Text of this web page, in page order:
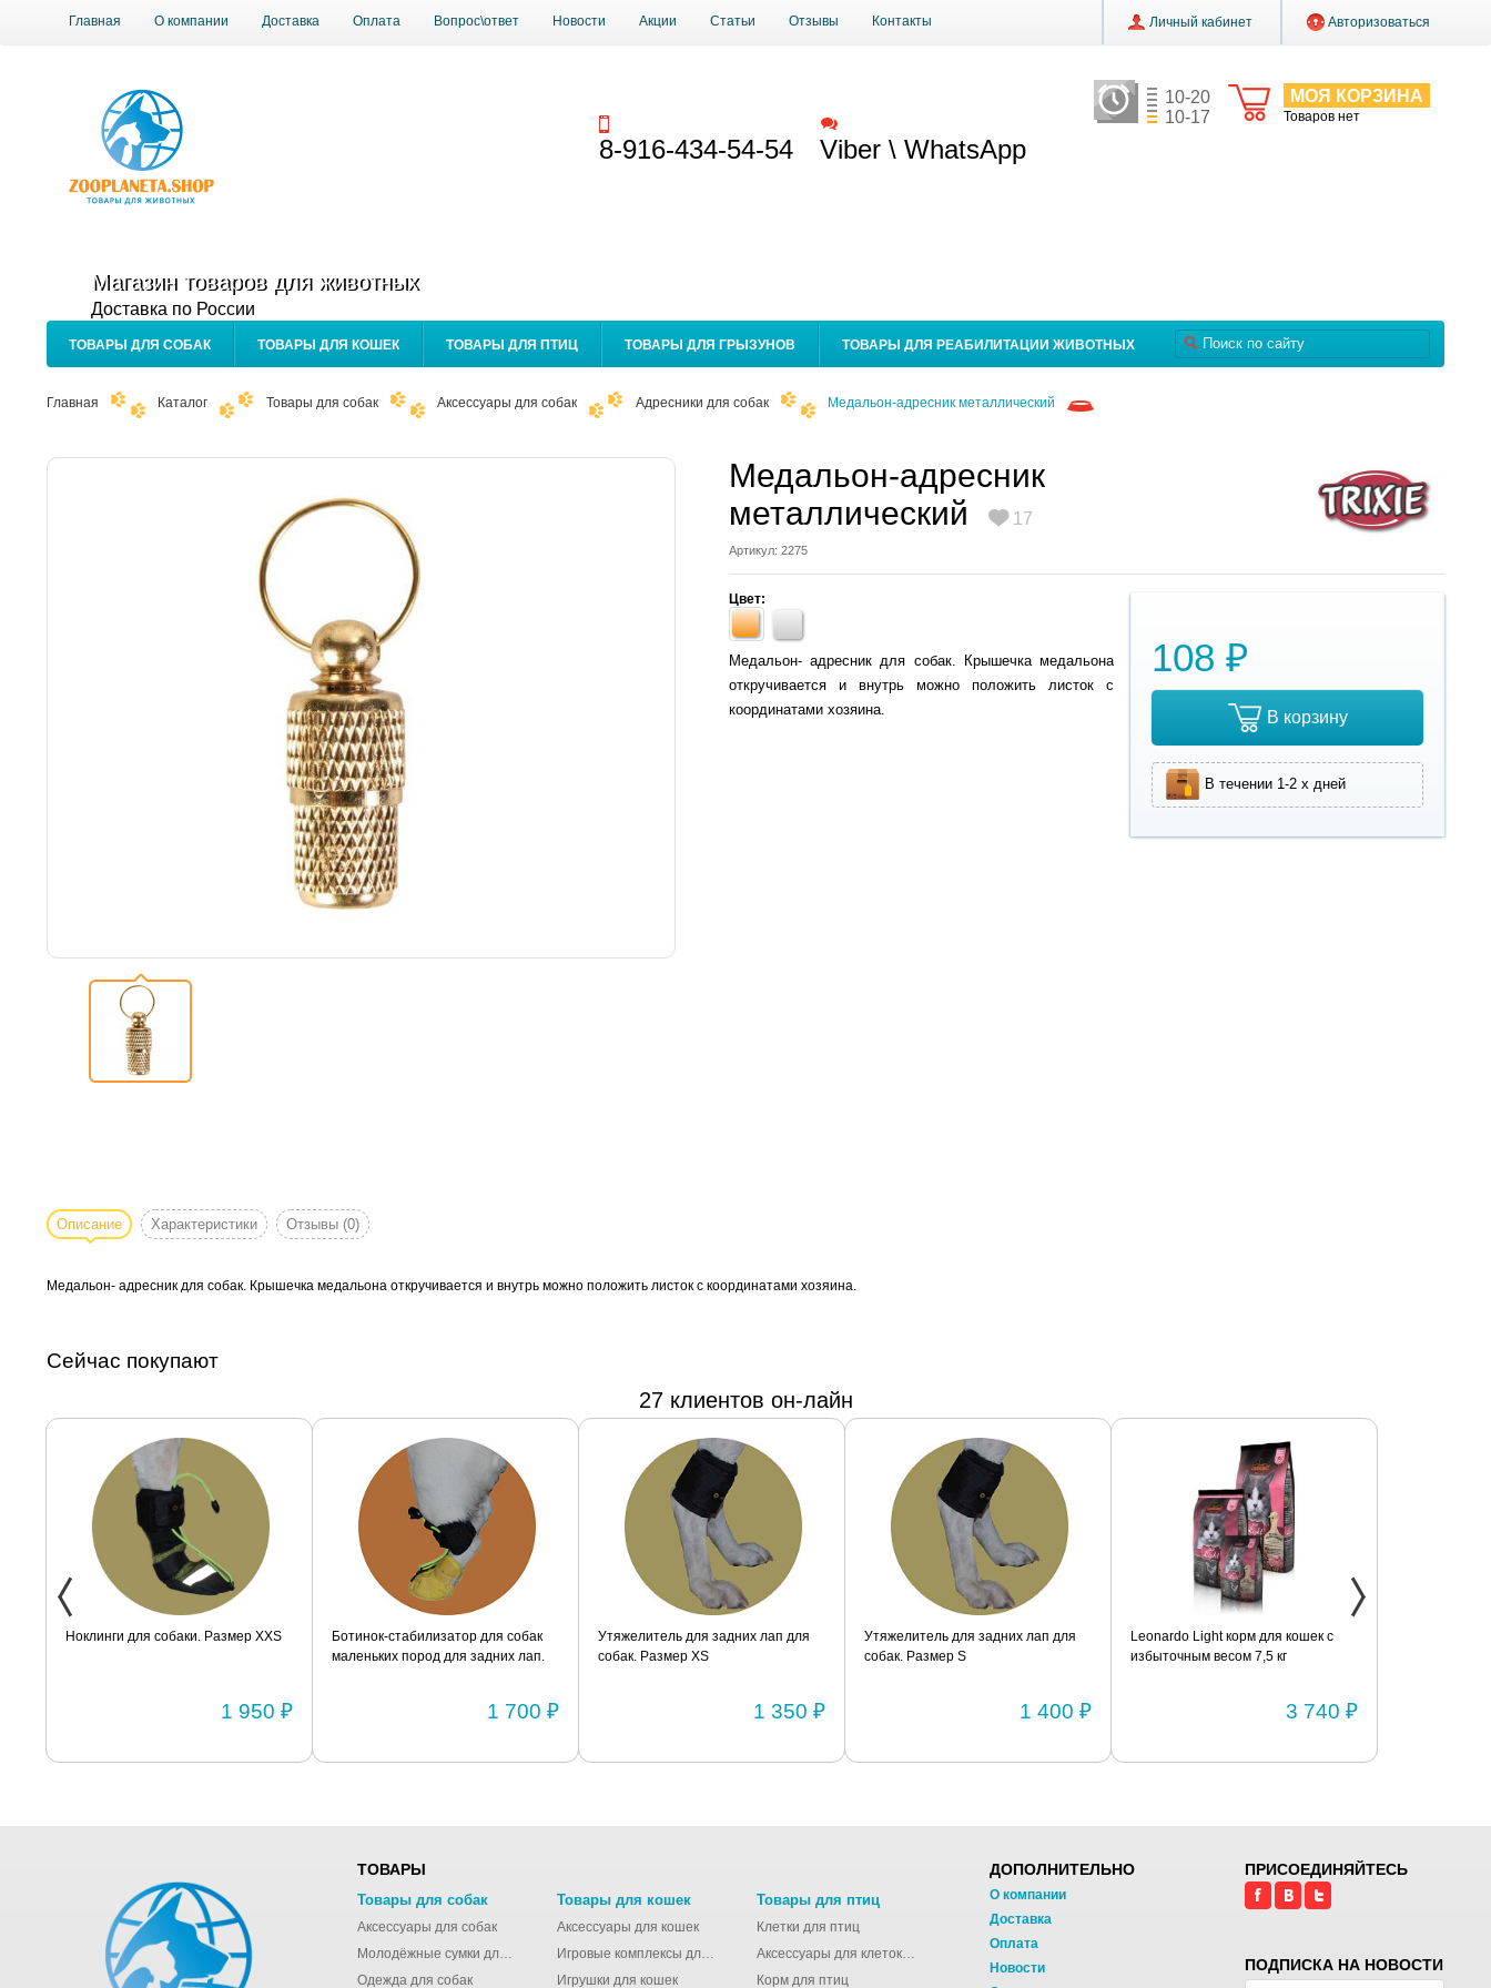
Главная О компании Доставка Оплата Вопрос\ответ Новости Акции Статьи Отзывы Контакты Личный кабинет Авторизоваться
МОЯ КОРЗИНА
Товаров нет
10-20
10-17
Магазин товаров для животных
Доставка по России
8-916-434-54-54 Viber \ WhatsApp
ТОВАРЫ ДЛЯ СОБАК ТОВАРЫ ДЛЯ КОШЕК ТОВАРЫ ДЛЯ ПТИЦ ТОВАРЫ ДЛЯ ГРЫЗУНОВ ТОВАРЫ ДЛЯ РЕАБИЛИТАЦИИ ЖИВОТНЫХ
Главная Каталог Товары для собак Аксессуары для собак Адресники для собак Медальон-адресник металлический
Медальон-адресник
металлический
17
Артикул: 2275
Цвет:
108 ₽
В корзину
В течении 1-2 х дней
Медальон- адресник для собак. Крышечка медальона
откручивается и внутрь можно положить листок с
координатами хозяина.
Описание Характеристики Отзывы (0)
Медальон- адресник для собак. Крышечка медальона откручивается и внутрь можно положить листок с координатами хозяина.
Сейчас покупают
27 клиентов он-лайн
Ноклинги для собаки. Размер XXS
1 950 ₽
Ботинок-стабилизатор для собак
маленьких пород для задних лап.
1 700 ₽
Утяжелитель для задних лап для
собак. Размер XS
1 350 ₽
Утяжелитель для задних лап для
собак. Размер S
1 400 ₽
Leonardo Light корм для кошек с
избыточным весом 7,5 кг
3 740 ₽
ТОВАРЫ
Товары для собак
Аксессуары для собак
Одежда для собак
Товары для кошек
Аксессуары для кошек
Игрушки для кошек
Товары для птиц
Клетки для птиц
Корм для птиц
ДОПОЛНИТЕЛЬНО
О компании
Доставка
Оплата
Новости
ПРИСОЕДИНЯЙТЕСЬ
ПОДПИСКА НА НОВОСТИ